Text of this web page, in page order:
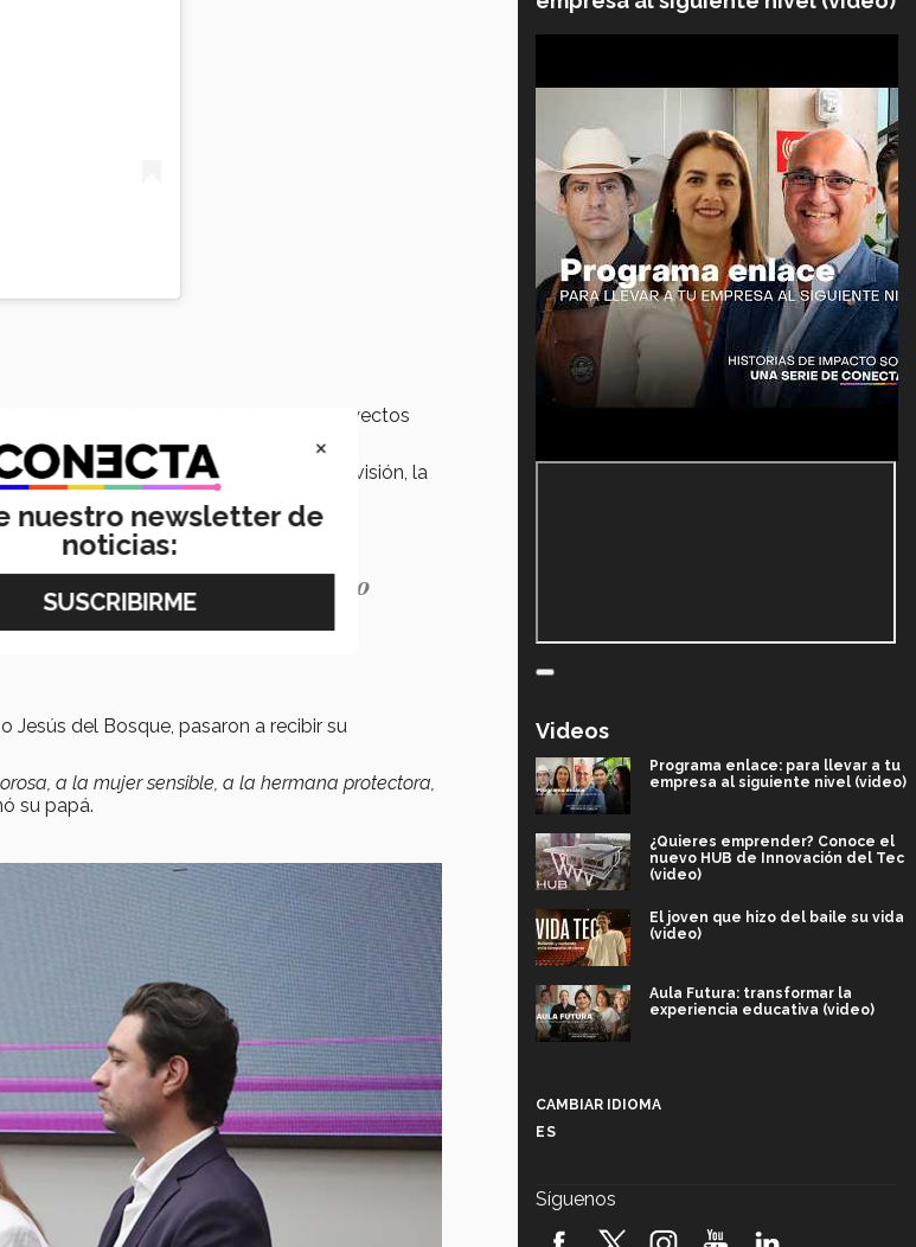
en México, y llevó a cabo diversos proyectos
México , buscó implementar dicha visión, la
con el respeto de nuestro
Jesús del Bosque, pasaron a recibir su
a la mujer sensible, a la hermana protectora,
su papá.
Videos
Programa enlace: para llevar a tu
empresa al siguiente nivel (video)
¿Quieres emprender? Conoce el
nuevo HUB de Innovación del Tec
(video)
El joven que hizo del baile su vida
(video)
Aula Futura: transformar la
experiencia educativa (video)
robótica FIRST 2026! (video)
CAMBIAR IDIOMA
ES
Síguenos
×
nuestro newsletter de
noticias: